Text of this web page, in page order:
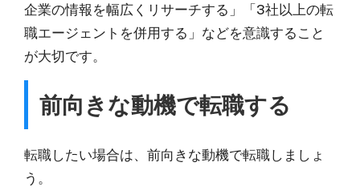
企業の情報を幅広くリサーチする」「3社以上の転
職エージェントを併用する」などを意識すること
が大切です。
前向きな動機で転職する
転職したい場合は、前向きな動機で転職しましょ
う。